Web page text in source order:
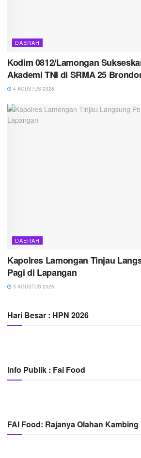
DAERAH
Kodim 0812/Lamongan
Akademi TNI di SRMA 25
4 AGUSTUS 2026
DAERAH
Kapolres Lamongan Tinjau
Pagi di Lapangan
3 AGUSTUS 2026
Hari Besar : HPN 2026
Info Publik : Fai Food
FAI Food: Rajanya Olahan Kambing